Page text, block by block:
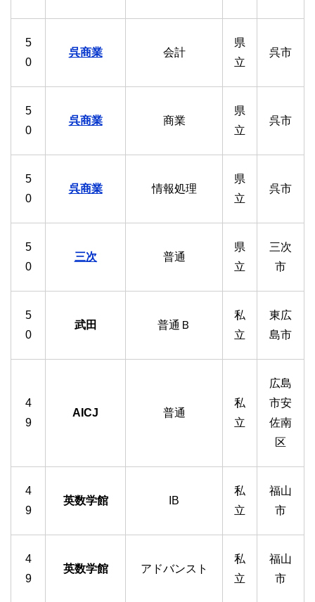
5
0
呉商業 会計
県
立
呉市
5
0
呉商業 商業
県
立
呉市
5
0
呉商業 情報処理
県
立
呉市
5
0
三次 普通
県
立
三次
市
5
0
武田 普通Ｂ
私
立
東広
島市
4
9
AICJ 普通
私
立
広島
市安
佐南
区
4
9
英数学館 IB
私
立
福山
市
4
9
英数学館 アドバンスト
私
立
福山
市